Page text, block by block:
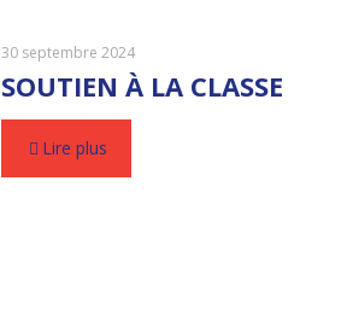
30 septembre 2024
SOUTIEN À LA CLASSE
Lire plus